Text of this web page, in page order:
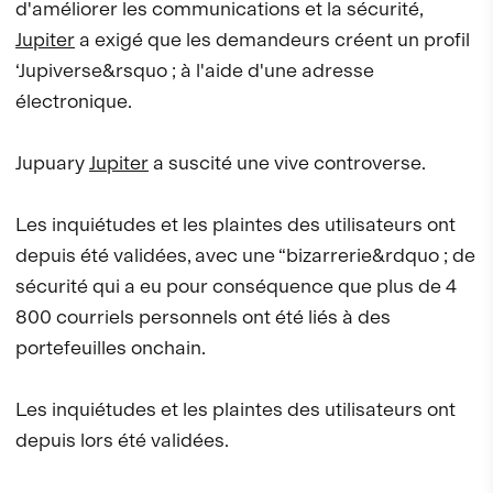
d'améliorer les communications et la sécurité,
Jupitera exigé que les demandeurs créent un profil
‘Jupiverse&rsquo ; à l'aide d'une adresse
électronique.
JupuaryJupitera suscité une vive controverse.
Les inquiétudes et les plaintes des utilisateurs ont
depuis été validées, avec une “bizarrerie&rdquo ; de
sécurité qui a eu pour conséquence que plus de 4
800 courriels personnels ont été liés à des
portefeuilles onchain.
Les inquiétudes et les plaintes des utilisateurs ont
depuis lors été validées.